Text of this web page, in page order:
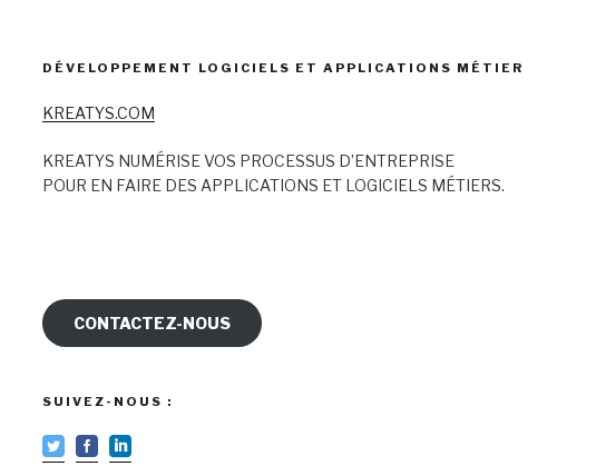
DÉVELOPPEMENT LOGICIELS ET APPLICATIONS MÉTIER
KREATYS.COM
KREATYS NUMÉRISE VOS PROCESSUS D’ENTREPRISE
POUR EN FAIRE DES APPLICATIONS ET LOGICIELS MÉTIERS.
CONTACTEZ-NOUS
SUIVEZ-NOUS :